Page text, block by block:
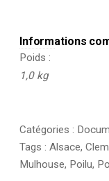
Informations
Poids
1,0 kg
Catégories :
Tags : Alsace,
Mulhouse, Poilu,